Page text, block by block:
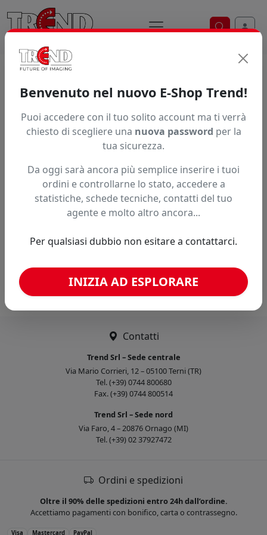
Ricerca
Articolo non trovato.
Hai trovato questo prodotto ad un prezzo più basso?
Fai una segnalazione
Confronta con articoli simili
Caricamento confronto...
Contatti
Trend Srl – Sede centrale
Via Mario Corrieri, 12 – 05100 Terni (TR)
Tel. (+39) 0744 800680
Fax. (+39) 0744 800514
Trend Srl – Sede nord
Via Faro, 4 – 20876 Ornago (MI)
Tel. (+39) 02 37927472
Ordini e spedizioni
Oltre il 90% delle spedizioni entro 24h dall’ordine.
Accettiamo pagamenti con bonifico, carta o contrassegno.
Visa Mastercard PayPal
Benvenuto nel nuovo E-Shop Trend!
Puoi accedere con il tuo solito account ma ti verrà
chiesto di scegliere una nuova password per la
tua sicurezza.
Da oggi sarà ancora più semplice inserire i tuoi
ordini e controllarne lo stato, accedere a
statistiche, schede tecniche, contatti del tuo
agente e molto altro ancora...
Per qualsiasi dubbio non esitare a contattarci.
INIZIA AD ESPLORARE